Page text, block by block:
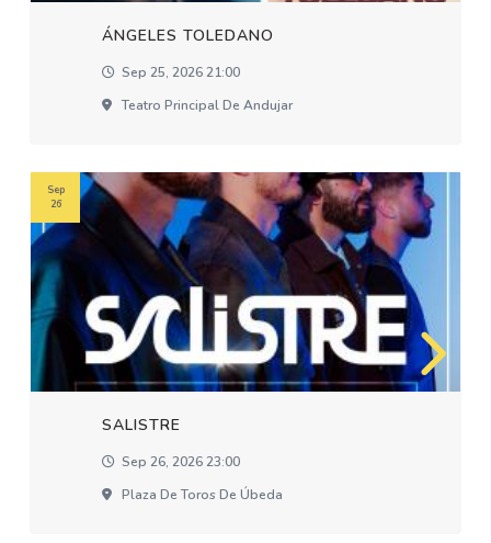
ÁNGELES TOLEDANO
Sep 25, 2026 21:00
Teatro Principal De Andujar
SALISTRE
Sep 26, 2026 23:00
Plaza De Toros De Úbeda
Sep
26